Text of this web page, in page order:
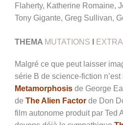
Flaherty, Katherine Romaine,
Tony Gigante, Greg Sullivan,
THEMA MUTATIONS
Malgré ce que peut laisser
série B de science-fiction
Metamorphosis de George
de The Alien Factor de Don
film autonome produit par Ted